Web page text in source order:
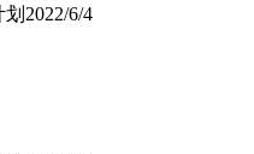
2022/6/4